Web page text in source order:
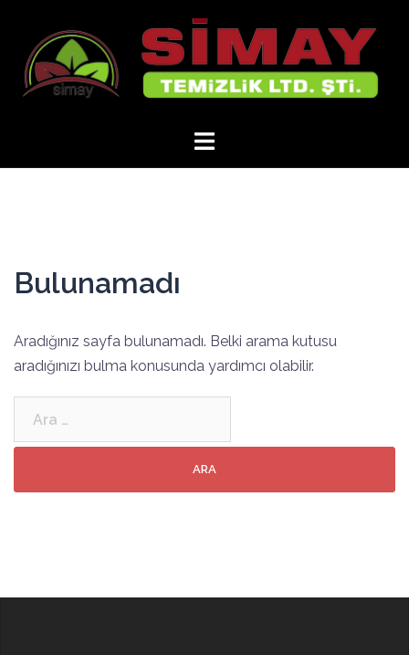
Bulunamadı
Aradığınız sayfa bulunamadı. Belki arama kutusu
aradığınızı bulma konusunda yardımcı olabilir.